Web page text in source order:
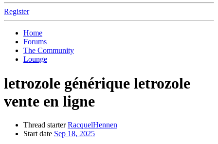
Register
Home
Forums
The Community
Lounge
letrozole générique letrozole
vente en ligne
Thread starter RacquelHennen
Start date Sep 18, 2025